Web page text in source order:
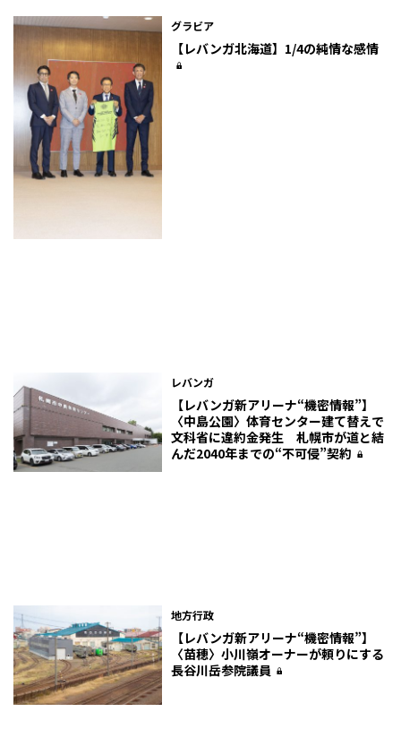
グラビア
【レバンガ北海道】1/4の純情な感情
レバンガ
【レバンガ新アリーナ“機密情報”】
〈中島公園〉体育センター建て替えで
文科省に違約金発生 札幌市が道と結
んだ2040年までの“不可侵”契約
地方行政
【レバンガ新アリーナ“機密情報”】
〈苗穂〉小川嶺オーナーが頼りにする
長谷川岳参院議員